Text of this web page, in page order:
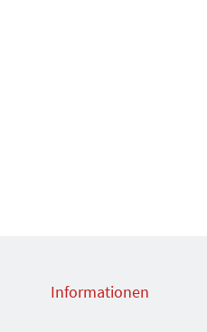
Informationen